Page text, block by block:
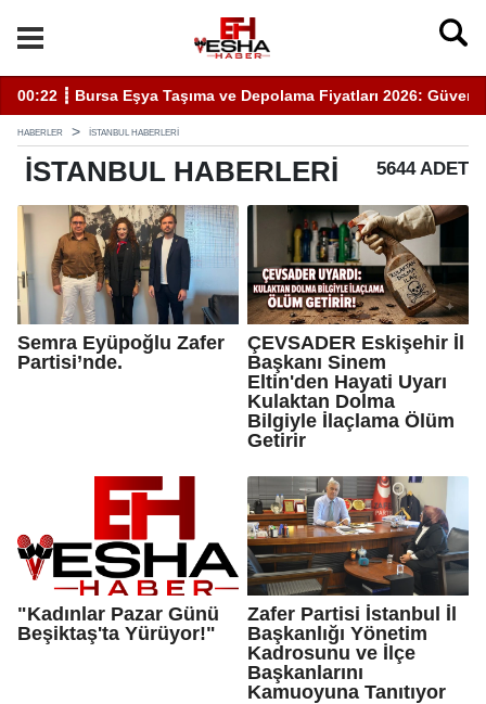
┋ Bursa Eşya Taşıma ve Depolama Fiyatları 2026: Güvenli20:05
HABERLER İSTANBUL HABERLERI
İSTANBUL HABERLERI 5644 ADET
Semra Eyüpoğlu Zafer
Partisi’nde.
ÇEVSADER Eskişehir İl
Başkanı Sinem
Eltin'den Hayati Uyarı
Kulaktan Dolma
Bilgiyle İlaçlama Ölüm
Getirir
"Kadınlar Pazar Günü
Beşiktaş'ta Yürüyor!"
Zafer Partisi İstanbul İl
Başkanlığı Yönetim
Kadrosunu ve İlçe
Başkanlarını
Kamuoyuna Tanıtıyor